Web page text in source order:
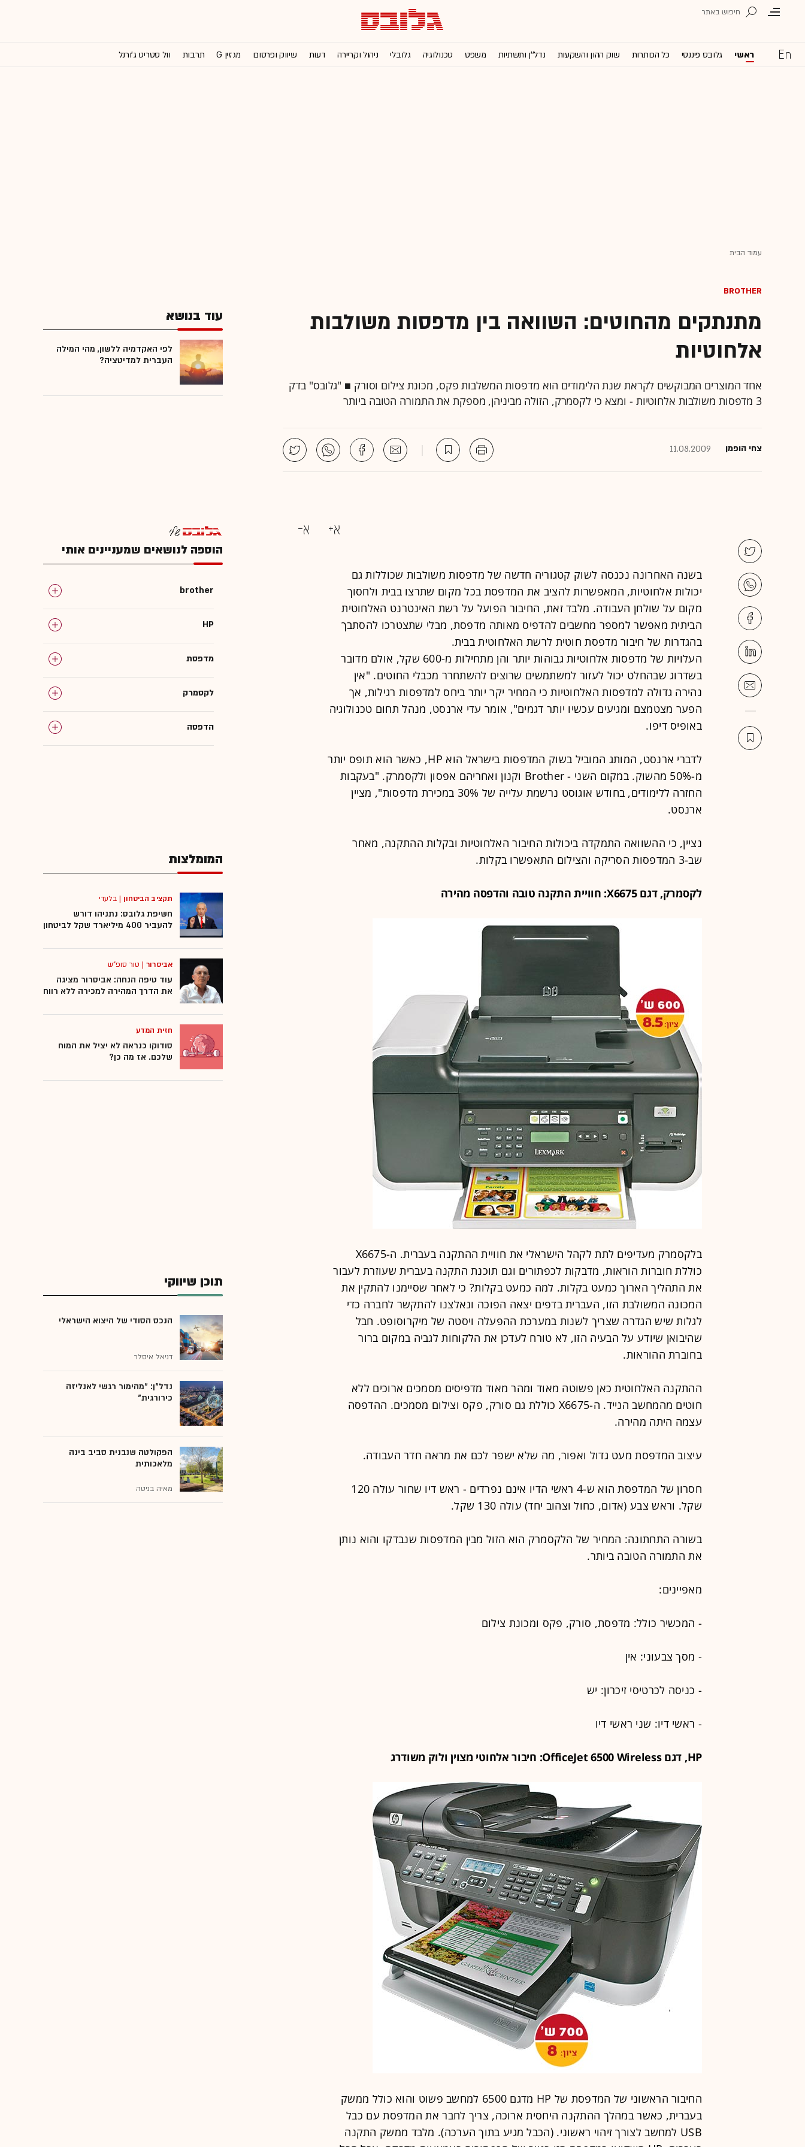
ראשי גלובס פיננסי כל הכותרות שוק ההון והשקעות נדל''ן ותשתיות משפט טכנולוגיה גלובלי ניהול וקריירה דעות שיווק ופרסום מגזין G תרבות וול סטריט ג'ורנל
עמוד הבית
brother
מתנתקים מהחוטים: השוואה בין מדפסות משולבות
אלחוטיות
אחד המוצרים המבוקשים לקראת שנת הלימודים הוא מדפסות המשלבות פקס, מכונת צילום וסורק ■ "גלובס" בדק
3 מדפסות משולבות אלחוטיות - ומצא כי לקסמרק, הזולה מביניהן, מספקת את התמורה הטובה ביותר
צחי הופמן 11.08.2009
בשנה האחרונה נכנסה לשוק קטגוריה חדשה של מדפסות משולבות שכוללות גם
יכולות אלחוטיות, המאפשרות להציב את המדפסת בכל מקום שתרצו בבית ולחסוך
מקום על שולחן העבודה. מלבד זאת, החיבור הפועל על רשת האינטרנט האלחוטית
הביתית מאפשר למספר מחשבים להדפיס מאותה מדפסת, מבלי שתצטרכו להסתבך
בהגדרות של חיבור מדפסת חוטית לרשת האלחוטית בבית.
העלויות של מדפסות אלחוטיות גבוהות יותר והן מתחילות מ-600 שקל, אולם מדובר
בשדרוג שבהחלט יכול לעזור למשתמשים שרוצים להשתחרר מכבלי החוטים. "אין
נהירה גדולה למדפסות האלחוטיות כי המחיר יקר יותר ביחס למדפסות רגילות, אך
הפער מצטמצם ומגיעים עכשיו יותר דגמים", אומר עדי ארנסט, מנהל תחום טכנולוגיה
באופיס דיפו.
לדברי ארנסט, המותג המוביל בשוק המדפסות בישראל הוא HP, כאשר הוא תופס יותר
מ-50% מהשוק. במקום השני - Brother וקנון ואחריהם אפסון ולקסמרק. "בעקבות
החזרה ללימודים, בחודש אוגוסט נרשמת עלייה של 30% במכירת מדפסות", מציין
ארנסט.
נציין, כי ההשוואה התמקדה ביכולות החיבור האלחוטיות ובקלות ההתקנה, מאחר
שב-3 המדפסות הסריקה והצילום התאפשרו בקלות.
לקסמרק, דגם X6675: חוויית התקנה טובה והדפסה מהירה
בלקסמרק מעדיפים לתת לקהל הישראלי את חוויית ההתקנה בעברית. ה-X6675
כוללת חוברות הוראות, מדבקות לכפתורים וגם תוכנת התקנה בעברית שעוזרת לעבור
את התהליך הארוך כמעט בקלות. למה כמעט בקלות? כי לאחר שסיימנו להתקין את
המכונה המשולבת הזו, העברית בדפים יצאה הפוכה ונאלצנו להתקשר לחברה כדי
לגלות שיש הגדרה שצריך לשנות במערכת ההפעלה ויסטה של מיקרוסופט. חבל
שהיבואן שיודע על הבעיה הזו, לא טורח לעדכן את הלקוחות לגביה במקום ברור
בחוברת ההוראות.
ההתקנה האלחוטית כאן פשוטה מאוד ומהר מאוד מדפיסים מסמכים ארוכים ללא
חוטים מהמחשב הנייד. ה-X6675 כוללת גם סורק, פקס וצילום מסמכים. ההדפסה
עצמה היתה מהירה.
עיצוב המדפסת מעט גדול ואפור, מה שלא ישפר לכם את מראה חדר העבודה.
חסרון של המדפסת הוא ש-4 ראשי הדיו אינם נפרדים - ראש דיו שחור עולה 120
שקל. וראש צבע (אדום, כחול וצהוב יחד) עולה 130 שקל.
בשורה התחתונה: המחיר של הלקסמרק הוא הזול מבין המדפסות שנבדקו והוא נותן
את התמורה הטובה ביותר.
מאפיינים:
- המכשיר כולל: מדפסת, סורק, פקס ומכונת צילום
- מסך צבעוני: אין
- כניסה לכרטיסי זיכרון: יש
- ראשי דיו: שני ראשי דיו
HP, דגם OfficeJet 6500 Wireless: חיבור אלחוטי מצוין ולוק משודרג
החיבור הראשוני של המדפסת של HP מדגם 6500 למחשב פשוט והוא כולל ממשק
בעברית, כאשר במהלך ההתקנה היחסית ארוכה, צריך לחבר את המדפסת עם כבל
USB למחשב לצורך זיהוי ראשוני. (הכבל מגיע בתוך הערכה). מלבד ממשק התקנה
עוד בנושא
לפי האקדמיה ללשון, מהי המילה
העברית למדיטציה?
הוספה לנושאים שמעניינים אותי
brother
HP
מדפסת
לקסמרק
הדפסה
המומלצות
תקציב הביטחון |בלעדי
חשיפת גלובס: נתניהו דורש
להעביר 400 מיליארד שקל לביטחון
אביסרור| טור סופ"ש
עוד טיפה הנחה: אביסרור מציגה
את הדרך המהירה למכירה ללא רווח
חזית המדע
סודוקו כנראה לא יציל את המוח
שלכם. אז מה כן?
תוכן שיווקי
הנכס הסודי של היצוא הישראלי
דניאל איסלר
נדל"ן: "מהימור רגשי לאנליזה
כירורגית"
הפקולטה שנבנית סביב בינה
מלאכותית
מאיה בניטה